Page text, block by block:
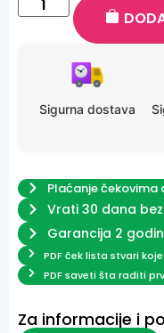
Sigurna dostava
Plaćanje čekovima
Vrati 30 dana
Garancija 2
PDF ček lista stvari
PDF saveti šta raditi
Za informacije i